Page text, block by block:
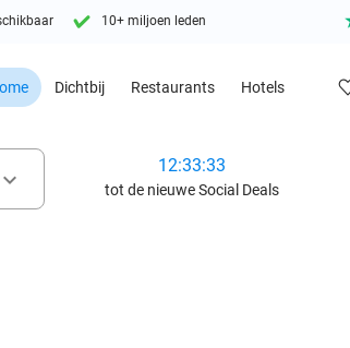
10+ miljoen leden
Dichtbij Restaurants Hotels
keyboard_arrow_down
12:33:31
tot de nieuwe Social Deals